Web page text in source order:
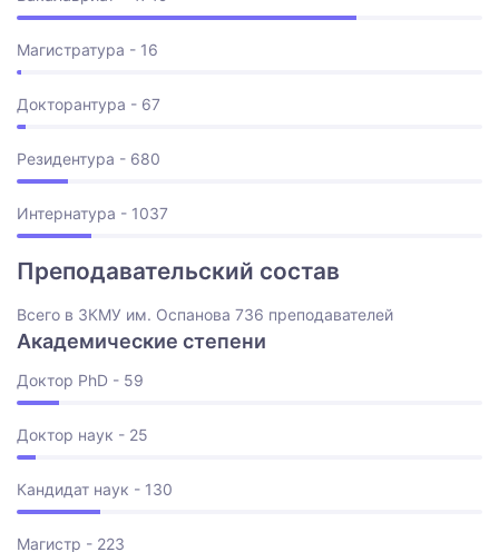
Магистратура - 16
Докторантура - 67
Резидентура - 680
Интернатура - 1037
Преподавательский состав
Всего в ЗКМУ им. Оспанова 736 преподавателей
Академические степени
Доктор PhD - 59
Доктор наук - 25
Кандидат наук - 130
Магистр - 223